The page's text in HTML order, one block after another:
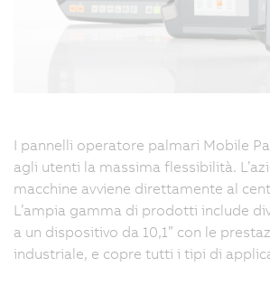
I pannelli operatore palmari Mobile
agli utenti la massima flessibilità.
macchine avviene direttamente al
L’ampia gamma di prodotti include
a un dispositivo da 10,1” con le
industriale, e copre tutti i tipi di